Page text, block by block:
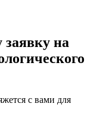
на
с вами для